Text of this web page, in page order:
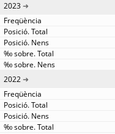
2023
2022